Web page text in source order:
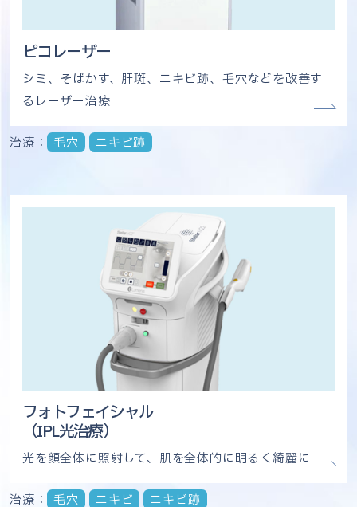
ピコレーザー
シミ、そばかす、肝斑、ニキビ跡、毛穴などを改善す
るレーザー治療
治療： 毛穴 ニキビ跡
フォトフェイシャル
（IPL光治療）
光を顔全体に照射して、肌を全体的に明るく綺麗に
治療： 毛穴 ニキビ ニキビ跡